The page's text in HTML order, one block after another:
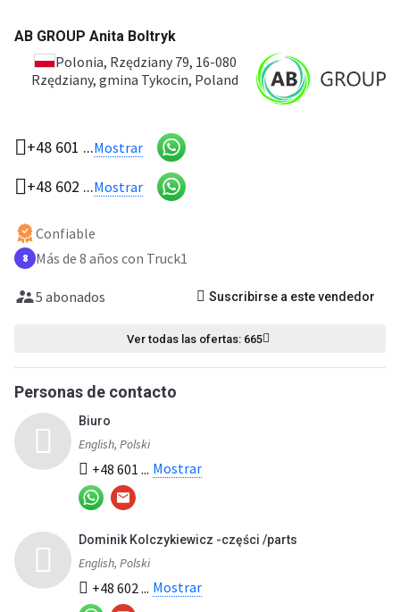
AB GROUP Anita Boltryk
Polonia, Rzędziany 79, 16-080
Rzędziany, gmina Tykocin, Poland
+48 601 ...Mostrar
+48 602 ...Mostrar
Confiable
8 Más de 8 años con Truck1
5 abonados Suscribirse a este vendedor
Ver todas las ofertas: 665
Personas de contacto
Biuro
English, Polski
+48 601 ... Mostrar
Dominik Kolczykiewicz -części /parts
English, Polski
+48 602 ... Mostrar